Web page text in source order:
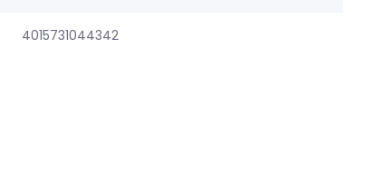
4015731044342